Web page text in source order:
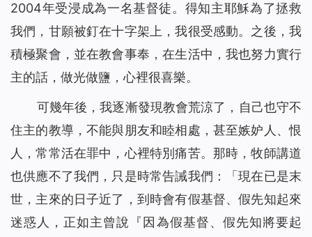
2004年受浸成為一名基督徒。得知主耶穌為了拯救
我們，甘願被釘在十字架上，我很受感動。之後，我
積極聚會，並在教會事奉，在生活中，我也努力實行
主的話，做光做鹽，心裡很喜樂。
可幾年後，我逐漸發現教會荒涼了，自己也守不
住主的教導，不能與朋友和睦相處，甚至嫉妒人、恨
人，常常活在罪中，心裡特別痛苦。那時，牧師講道
也供應不了我們，只是時常告誡我們：「現在已是末
世，主來的日子近了，到時會有假基督、假先知起來
迷惑人，正如主曾說『 因為假基督、假先知將要起